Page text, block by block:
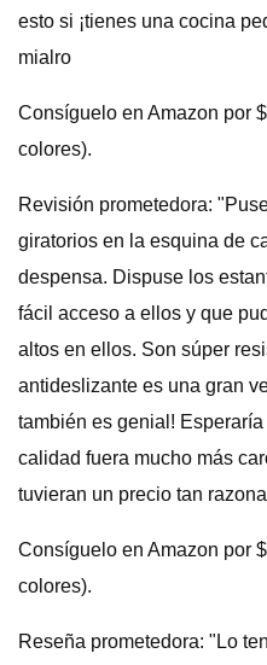
esto si ¡tienes una cocina
mialro
Consíguelo en Amazon por
colores).
Revisión prometedora:
giratorios en la esquina de
despensa. Dispuse los
fácil acceso a ellos y que
altos en ellos. Son súper
antideslizante es una gran
también es genial!
calidad fuera mucho más
tuvieran un precio tan
Consíguelo en Amazon por
colores).
Reseña prometedora: "Lo